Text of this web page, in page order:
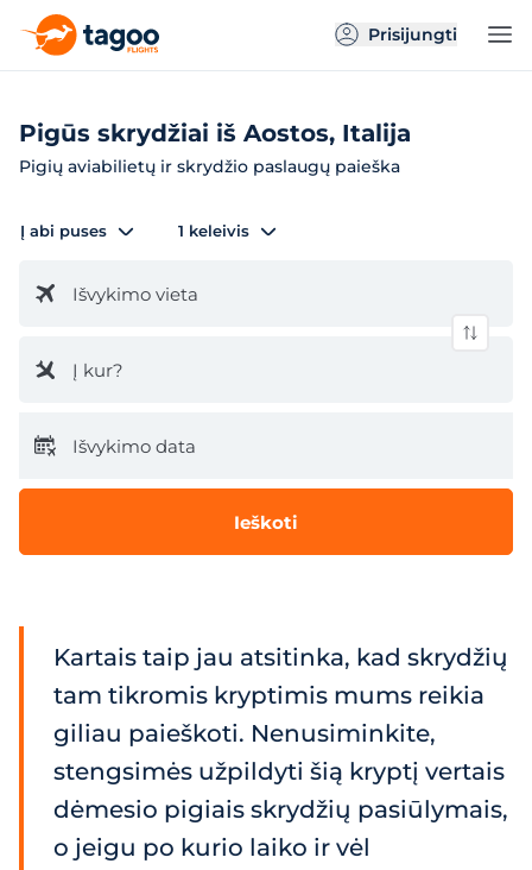
Prisijungti
Pigūs skrydžiai iš Aostos, Italija
Pigių aviabilietų ir skrydžio paslaugų paieška
Į abi puses 1 keleivis
Išvykimo vieta
Į kur?
Išvykimo data
Ieškoti
Kartais taip jau atsitinka, kad skrydžių
tam tikromis kryptimis mums reikia
giliau paieškoti. Nenusiminkite,
stengsimės užpildyti šią kryptį vertais
dėmesio pigiais skrydžių pasiūlymais,
o jeigu po kurio laiko ir vėl